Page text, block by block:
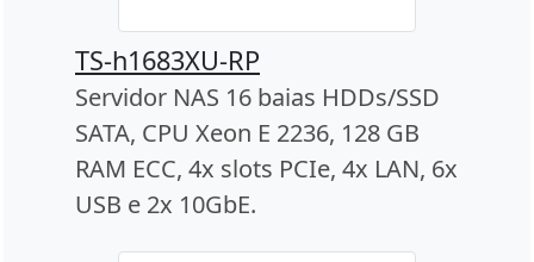
TS-h1683XU-RP
Servidor NAS 16 baias HDDs/SSD
SATA, CPU Xeon E 2236, 128 GB
RAM ECC, 4x slots PCIe, 4x LAN, 6x
USB e 2x 10GbE.